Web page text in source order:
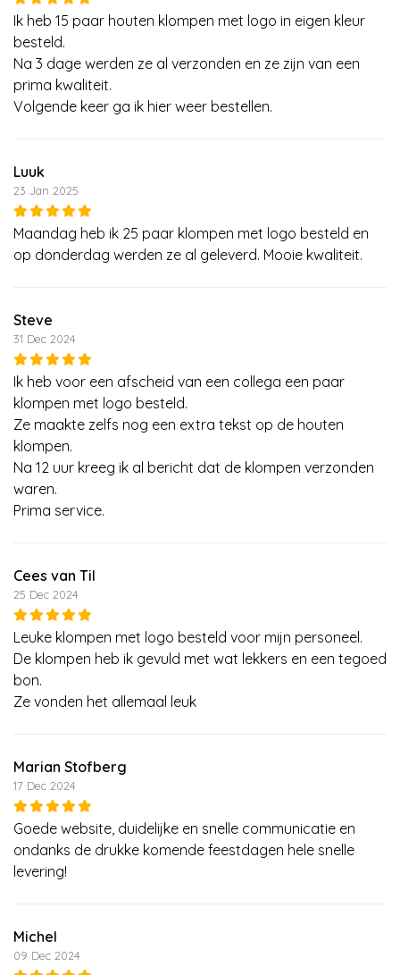
Ik heb 15 paar houten klompen met logo in eigen kleur
besteld.
Na 3 dage werden ze al verzonden en ze zijn van een
prima kwaliteit.
Volgende keer ga ik hier weer bestellen.
Luuk
23 Jan 2025
Maandag heb ik 25 paar klompen met logo besteld en
op donderdag werden ze al geleverd. Mooie kwaliteit.
Steve
31 Dec 2024
Ik heb voor een afscheid van een collega een paar
klompen met logo besteld.
Ze maakte zelfs nog een extra tekst op de houten
klompen.
Na 12 uur kreeg ik al bericht dat de klompen verzonden
waren.
Prima service.
Cees van Til
25 Dec 2024
Leuke klompen met logo besteld voor mijn personeel.
De klompen heb ik gevuld met wat lekkers en een tegoed
bon.
Ze vonden het allemaal leuk
Marian Stofberg
17 Dec 2024
Goede website, duidelijke en snelle communicatie en
ondanks de drukke komende feestdagen hele snelle
levering!
Michel
09 Dec 2024